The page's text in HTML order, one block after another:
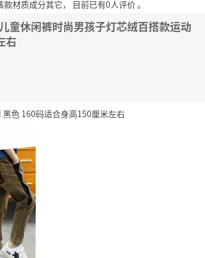
款材质成分其它， 目前已有0人评价。
童休闲裤时尚男孩子灯芯绒百搭款运动
右
色 160码适合身高150厘米左右